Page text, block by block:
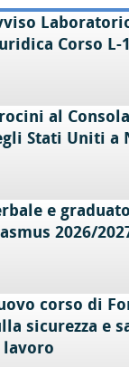
Corso L-
al
Stati Uniti a
e
2026/
corso di
sicurezza e
lavoro